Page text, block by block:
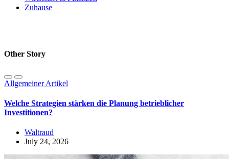
Zuhause
Other Story
Allgemeiner Artikel
Welche Strategien stärken die Planung betrieblicher
Investitionen?
Waltraud
July 24, 2026